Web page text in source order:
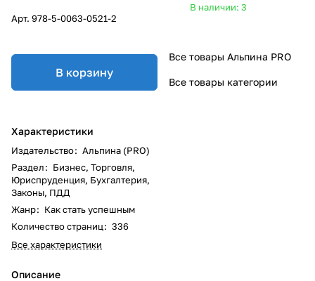
Арт. 978-5-0063-0521-2
В корзину
Характеристики
Издательство: Альпина (PRO)
Раздел: Бизнес, Торговля,
Юриспруденция, Бухгалтерия,
Законы, ПДД
Жанр: Как стать успешным
Количество страниц: 336
Все характеристики
Описание
В наличии: 3
Все товары Альпина PRO
Все товары категории